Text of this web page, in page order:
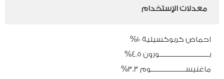
معدلات الإستخدام
احماض كربوكسيلية 10%
بـــــــــــــــــــــــــــــــــورون 4.5%
ماغنيســـــــــــــــــــــــوم 3.3%